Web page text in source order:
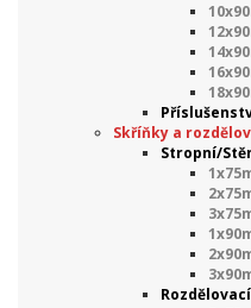
Skříňky a
Stropní/